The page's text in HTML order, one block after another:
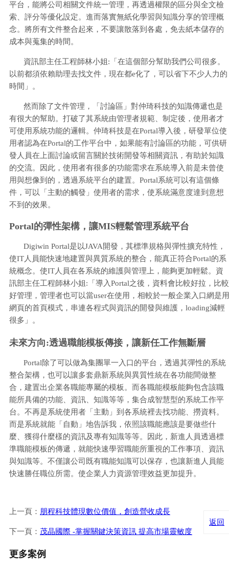
平台，能將公司相關文件統一管理，再透過權限的區分與全文檢
索、評分等優化設定。進而落實無紙化學習與知識分享的管理概
念。將所有文件整合起來，不要讓散落到各處，免去紙本儲存的
成本與蒐集的時間。
資訊部主任工程師林小姐:「在這個部分幫助我們公司很多。
以前都須依賴助理去找文件，現在都e化了，可以省下不少人力的
時間」。
然而除了文件管理，「討論區」對仲琦科技的知識傳遞也是
有很大的幫助。打破了其系統由管理者規範、制定後，使用者才
可使用系統功能的邏輯。仲琦科技是在Portal導入後，研發單位使
用者認為在Portal的工作平台中，如果能有討論區的功能，可供研
發人員在上面討論或留言關於技術開發等相關資訊，有助於知識
的交流。因此，使用者有很多的功能需求在系統導入前是未曾使
用與想像到的，透過系統平台的建置。Portal系統可以有這個條
件，可以「主動的觸發」使用者的需求，使系統滿意度達到意想
不到的效果。
Portal的彈性架構，讓MIS輕鬆管理系統平台
Digiwin Portal是以JAVA開發，其標準規格與彈性擴充特性，
使IT人員能快速地建置與異質系統的整合，能真正符合Portal的系
統概念。使IT人員在各系統的維護與管理上，能夠更加輕鬆。資
訊部主任工程師林小姐:「導入Portal之後，資料會比較好拉，比較
好管理，管理者也可以當user在使用，相較於一般企業入口網是用
網頁的首頁模式，串連各程式與資訊的開發與維護，loading減輕
很多」。
未來方向:透過職能模板傳接，讓新任工作無斷層
Portal除了可以做為集團單一入口的平台，透過其彈性的系統
整合架構，也可以讓多套鼎新系統與異質性統在各功能間做整
合，建置出企業各職能專屬的模板。而各職能模板能夠包含該職
能所具備的功能、資訊、知識等等，集合成智慧型的系統工作平
台。不再是系統使用者「主動」到各系統裡去找功能、撈資料。
而是系統就能「自動」地告訴我，依照該職能應該是要做些什
麼、獲得什麼樣的資訊及專有知識等等。因此，新進人員透過標
準職能模板的傳遞，就能快速學習職能所重視的工作事項、資訊
與知識等。不僅讓公司既有職能知識可以保存，也讓新進人員能
快速勝任職位所需。使企業人力資源管理效益更加提升。
上一頁： 朋程科技體現數位價值，創造營收成長
下一頁： 茂晶國際 -掌握關鍵決策資訊 提高市場靈敏度
返回
更多案例